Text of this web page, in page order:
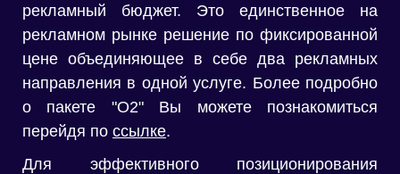
рекламный бюджет. Это единственное на
рекламном рынке решение по фиксированной
цене объединяющее в себе два рекламных
направления в одной услуге. Более подробно
о пакете "О2" Вы можете познакомиться
перейдя по ссылке.
Для эффективного позиционирования